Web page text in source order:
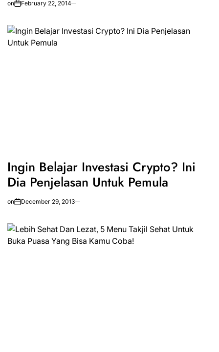
on February 22, 2014
Ingin Belajar Investasi Crypto? Ini
Dia Penjelasan Untuk Pemula
on December 29, 2013